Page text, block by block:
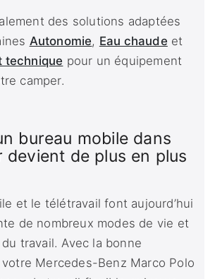
des solutions adaptées
Autonomie, Eau chaude et
technique pour un équipement
camper.
bureau mobile dans
devient de plus en plus
et le télétravail font aujourd’hui
de nombreux modes de vie et
du travail. Avec la bonne
Mercedes-Benz Marco Polo